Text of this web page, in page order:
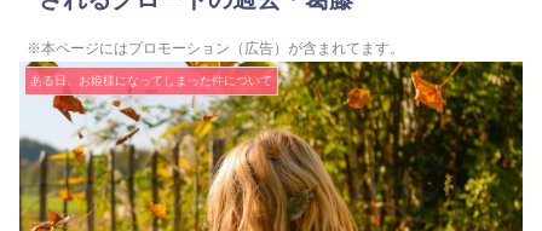
※本ページにはプロモーション（広告）が含まれてます。
ある日、お姫様になってしまった件について